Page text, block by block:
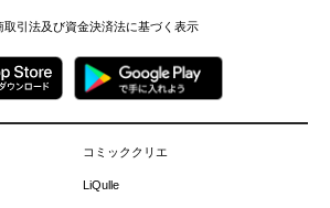
取引法及び資金決済法に基づく表示
コミッククリエ
LiQulle